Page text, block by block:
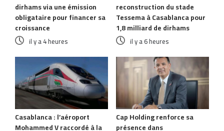
dirhams via une émission
obligataire pour financer sa
croissance
il y a 4 heures
reconstruction du stade
Tessema à Casablanca pour
1,8 milliard de dirhams
il y a 6 heures
Casablanca : l’aéroport
Mohammed V raccordé à la
Cap Holding renforce sa
présence dans